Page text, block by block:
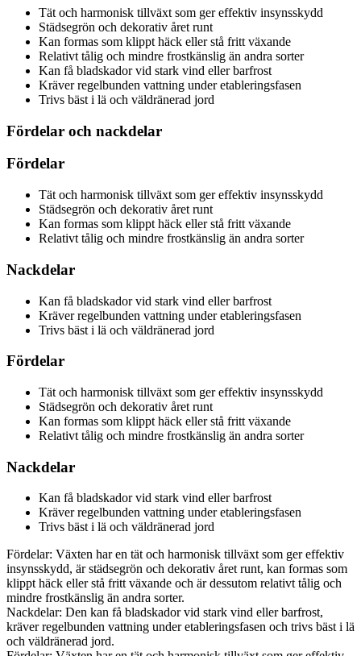
Tät och harmonisk tillväxt som ger effektiv insynsskydd
Städsegrön och dekorativ året runt
Kan formas som klippt häck eller stå fritt växande
Relativt tålig och mindre frostkänslig än andra sorter
Kan få bladskador vid stark vind eller barfrost
Kräver regelbunden vattning under etableringsfasen
Trivs bäst i lä och väldränerad jord
Fördelar och nackdelar
Fördelar
Tät och harmonisk tillväxt som ger effektiv insynsskydd
Städsegrön och dekorativ året runt
Kan formas som klippt häck eller stå fritt växande
Relativt tålig och mindre frostkänslig än andra sorter
Nackdelar
Kan få bladskador vid stark vind eller barfrost
Kräver regelbunden vattning under etableringsfasen
Trivs bäst i lä och väldränerad jord
Fördelar
Tät och harmonisk tillväxt som ger effektiv insynsskydd
Städsegrön och dekorativ året runt
Kan formas som klippt häck eller stå fritt växande
Relativt tålig och mindre frostkänslig än andra sorter
Nackdelar
Kan få bladskador vid stark vind eller barfrost
Kräver regelbunden vattning under etableringsfasen
Trivs bäst i lä och väldränerad jord
Fördelar: Växten har en tät och harmonisk tillväxt som ger effektiv
insynsskydd, är städsegrön och dekorativ året runt, kan formas som
klippt häck eller stå fritt växande och är dessutom relativt tålig och
mindre frostkänslig än andra sorter.
Nackdelar: Den kan få bladskador vid stark vind eller barfrost,
kräver regelbunden vattning under etableringsfasen och trivs bäst i lä
och väldränerad jord.